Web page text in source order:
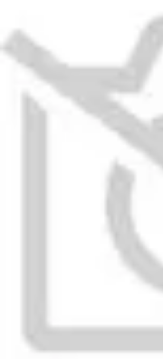
Tutoriels
Guide Rubik Cube